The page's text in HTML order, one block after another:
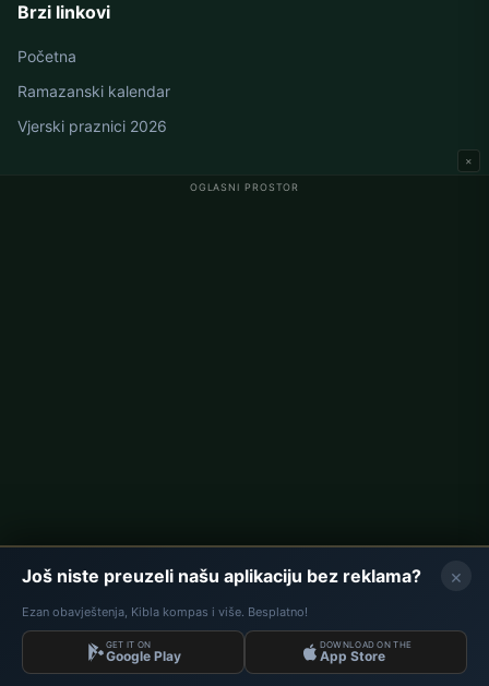
OGLASNI PROSTOR
×
Brzi linkovi
Početna
Ramazanski kalendar
Vjerski praznici 2026
Namaz vremena u Njemačkoj
Podaci: Diyanet İşleri Başkanlığı | Namaz Vremena © 2026
×
Još niste preuzeli našu aplikaciju bez reklama?
Ezan obavještenja, Kibla kompas i više. Besplatno!
GET IT ON
Google Play
DOWNLOAD ON THE
App Store